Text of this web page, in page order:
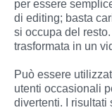
per essere
di editing; basta
si occupa del
trasformata in un
Può essere
utenti occasionali
divertenti. I risultati